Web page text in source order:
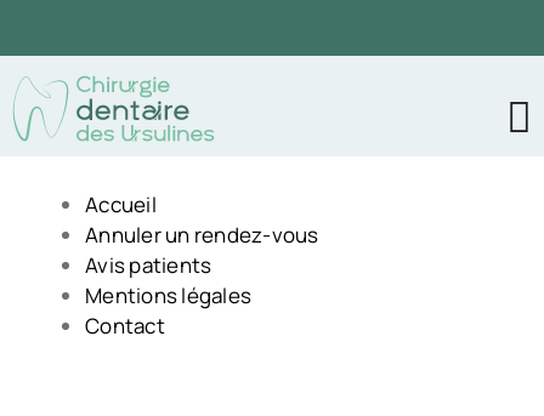
contenu
Accueil
Annuler un rendez-vous
Avis patients
Mentions légales
Contact